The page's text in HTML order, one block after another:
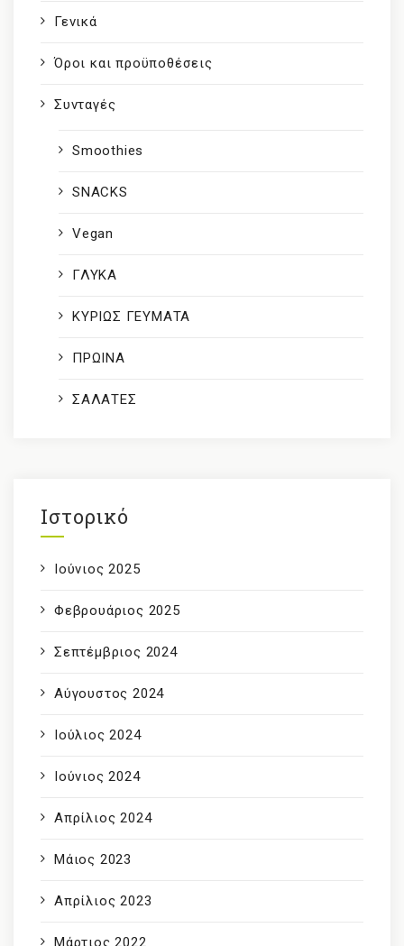
Γενικά
Όροι και προϋποθέσεις
Συνταγές
Smoothies
SNACKS
Vegan
ΓΛΥΚΑ
ΚΥΡΙΩΣ ΓΕΥΜΑΤΑ
ΠΡΩΙΝΑ
ΣΑΛΑΤΕΣ
Ιστορικό
Ιούνιος 2025
Φεβρουάριος 2025
Σεπτέμβριος 2024
Αύγουστος 2024
Ιούλιος 2024
Ιούνιος 2024
Απρίλιος 2024
Μάιος 2023
Απρίλιος 2023
Μάρτιος 2022